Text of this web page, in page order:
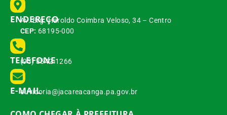
ENDEREÇO
Av. Brg. Haroldo Coimbra Veloso, 34 – Centro
CEP: 68195-000
TELEFONE
(93) 3542-1266
E-MAIL
ouvidoria@jacareacanga.pa.gov.br